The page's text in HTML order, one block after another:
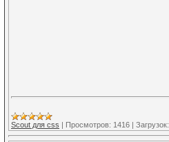
Scout для css | Просмотров: 1416 | Загрузок: